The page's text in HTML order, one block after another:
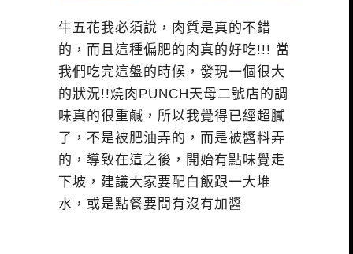
牛五花我必須說，肉質是真的不錯
的，而且這種偏肥的肉真的好吃!!! 當
我們吃完這盤的時候，發現一個很大
的狀況!!燒肉PUNCH天母二號店的調
味真的很重鹹，所以我覺得已經超膩
了，不是被肥油弄的，而是被醬料弄
的，導致在這之後，開始有點味覺走
下坡，建議大家要配白飯跟一大堆
水，或是點餐要問有沒有加醬